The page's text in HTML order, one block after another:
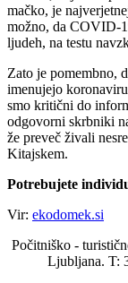
mačko, je
možno, da COVID-
ljudeh, na testu
Zato je pomembno,
imenujejo
smo kritični do
odgovorni skrbniki
že preveč živali
Kitajskem.
Potrebujete
Vir: ekodomek.si
Počitniško -
Ljubljana. T: